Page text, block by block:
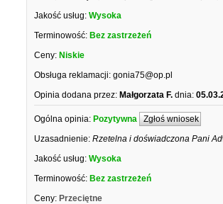
Jakość usług: Wysoka
Terminowość: Bez zastrzeżeń
Ceny: Niskie
Obsługa reklamacji: gonia75@op.pl
Opinia dodana przez: Małgorzata F. dnia:
Ogólna opinia: Pozytywna Zgłoś wniosek
Uzasadnienie: Rzetelna i doświadczona Pani
Jakość usług: Wysoka
Terminowość: Bez zastrzeżeń
Ceny: Przeciętne